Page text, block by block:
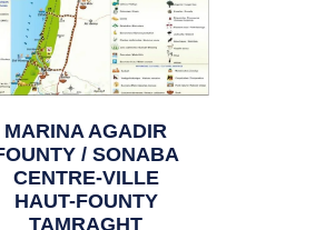
MARINA AGADIR
/ SONABA
CENTRE-VILLE
HAUT-FOUNTY
TAMRAGHT